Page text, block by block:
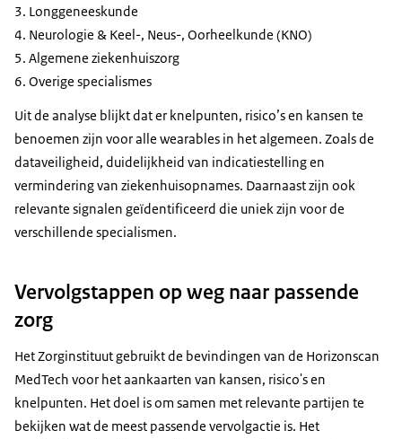
Longgeneeskunde
Neurologie & Keel-, Neus-, Oorheelkunde (KNO)
Algemene ziekenhuiszorg
Overige specialismes
Uit de analyse blijkt dat er knelpunten, risico’s en kansen te
benoemen zijn voor alle wearables in het algemeen. Zoals de
dataveiligheid, duidelijkheid van indicatiestelling en
vermindering van ziekenhuisopnames. Daarnaast zijn ook
relevante signalen geïdentificeerd die uniek zijn voor de
verschillende specialismen.
Vervolgstappen op weg naar passende
zorg
Het Zorginstituut gebruikt de bevindingen van de Horizonscan
MedTech voor het aankaarten van kansen, risico's en
knelpunten. Het doel is om samen met relevante partijen te
bekijken wat de meest passende vervolgactie is. Het